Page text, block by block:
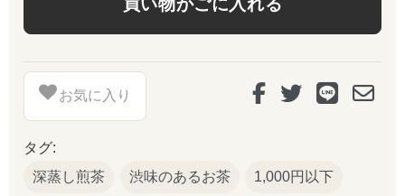
お気に入り
タグ:
深蒸し煎茶
渋味のあるお茶 1,000円以下